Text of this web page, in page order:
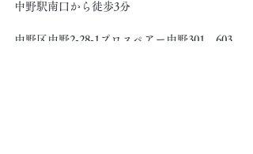
中野駅南口から徒歩3分
中野区中野2-28-1プロスペアー中野301、603